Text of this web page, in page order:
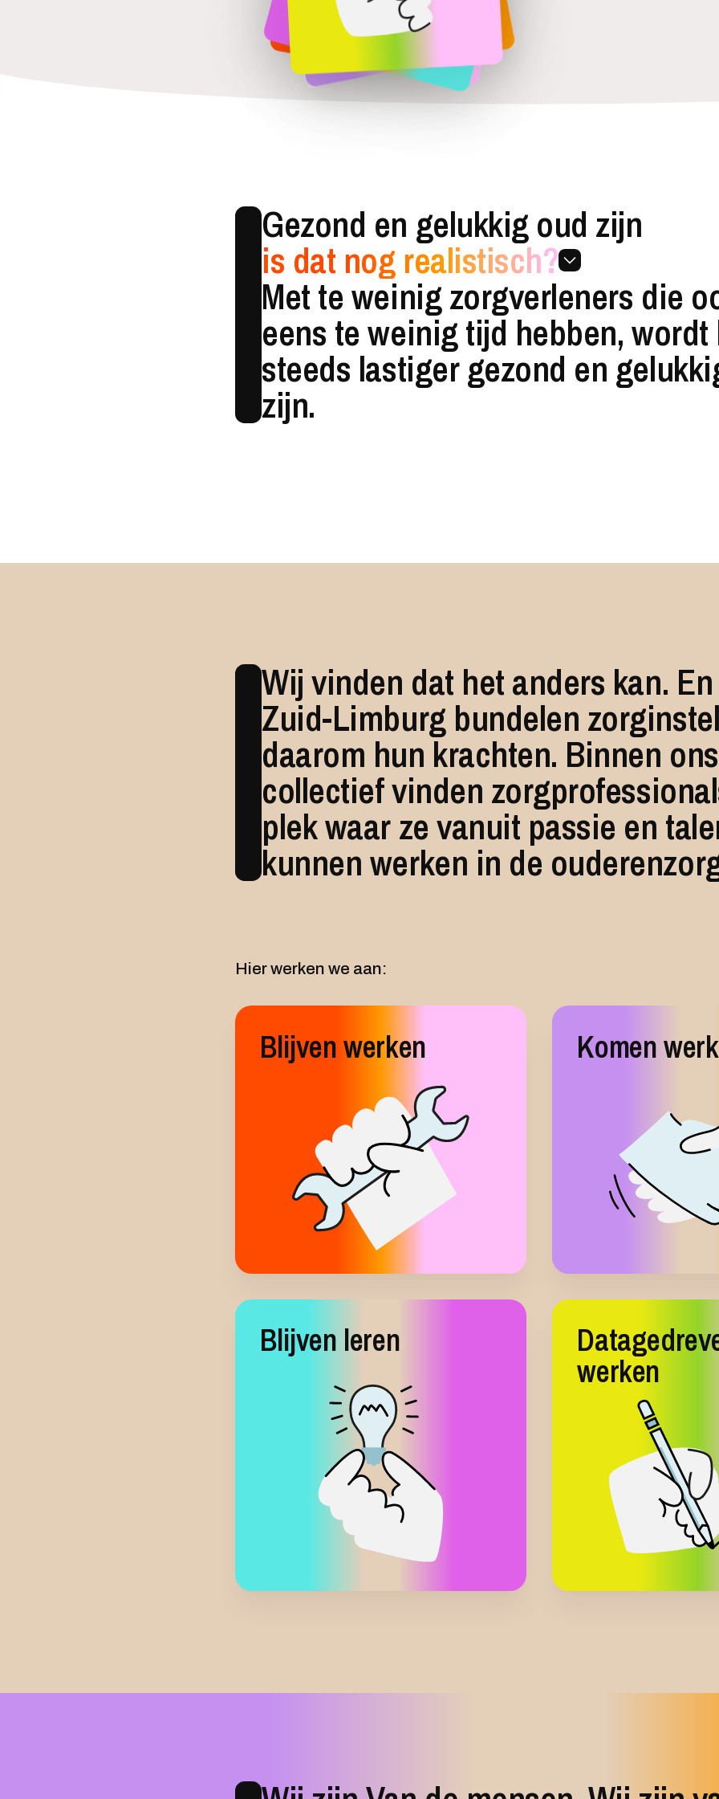
Gezond en gelukkig oud zijn
is dat nog realistisch?
Met te weinig zorgverleners die
eens te weinig tijd hebben, wordt
steeds lastiger gezond en
zijn.
Wij vinden dat het anders kan.
Zuid-Limburg bundelen
daarom hun krachten. Binnen ons
collectief vinden
plek waar ze vanuit passie en
kunnen werken in de
Hier werken we aan:
Blijven werken
Blijven werken
We streven ernaar door samen
anders en slimmer te werken en
ondersteunen, meer collega’s voor
Komen
Komen
We bundelen
Blijven leren
werken